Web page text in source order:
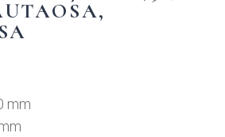
mm